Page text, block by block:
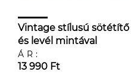
Vintage stílusú
és levél mintával
ÁR:
13 990 Ft